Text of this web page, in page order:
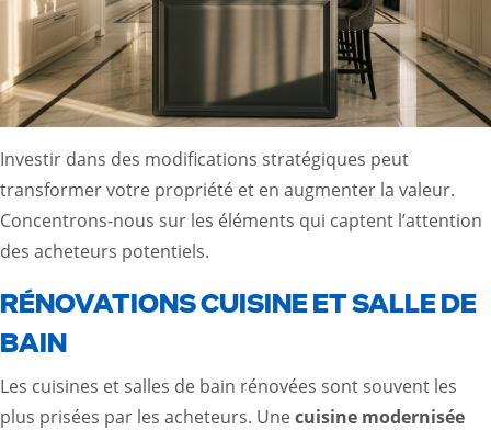
Investir dans des modifications stratégiques peut
transformer votre propriété et en augmenter la valeur.
Concentrons-nous sur les éléments qui captent l’attention
des acheteurs potentiels.
RÉNOVATIONS CUISINE ET SALLE DE
BAIN
Les cuisines et salles de bain rénovées sont souvent les
plus prisées par les acheteurs. Unecuisine modernisée